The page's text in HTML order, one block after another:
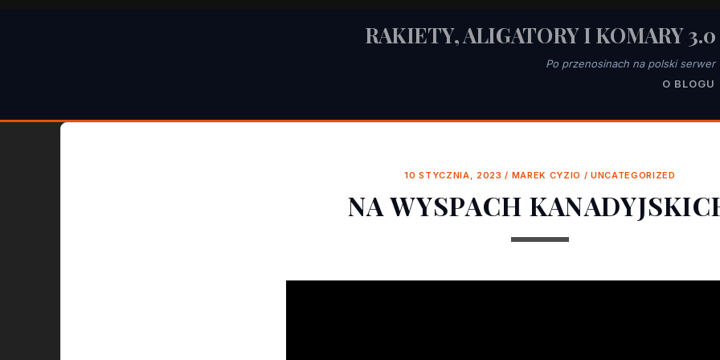
RAKIETY, ALIGATORY I KOMARY 3.0
Po przenosinach na polski serwer
O BLOGU
10 STYCZNIA, 2023 / MAREK CYZIO / UNCATEGORIZED
NA WYSPACH